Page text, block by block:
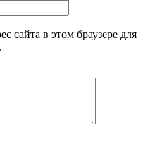
сайта в этом браузере для